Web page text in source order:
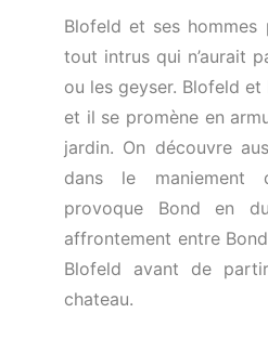
Blofeld et ses
tout intrus qui n’aurait
ou les geyser. Blofeld
et il se promène en
jardin. On découvre
dans le maniement
provoque Bond en
affrontement entre
Blofeld avant de
chateau.